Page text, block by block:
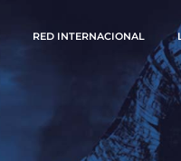
RED INTERNACIONAL